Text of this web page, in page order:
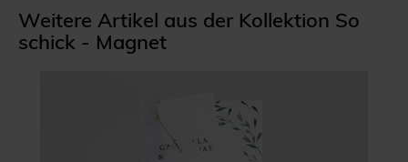
Weitere Artikel aus der Kollektion So
schick - Magnet